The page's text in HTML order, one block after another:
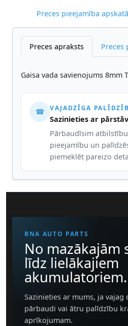
Preces pieejamība
Preces apraksts Preces
Gaisa vada savienojums 8mm
☎ VAJADZĪGA
Sazinieties ar
Pārbaudīsim
pieejamību un
piemeklēt pareizo
BNA AUTO PARTS
No mazākajām
līdz lielākajiem
akumulatoriem.
Sazinieties ar mums, ja
pārbaudi vai ātru palīdzību
aprīkojumam.